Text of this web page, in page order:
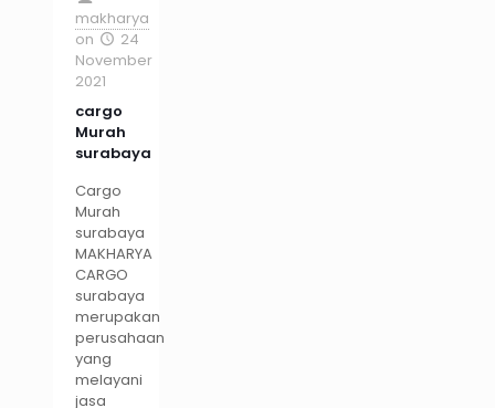
makharya
on
24
November
2021
cargo
Murah
surabaya
Cargo
Murah
surabaya
MAKHARYA
CARGO
surabaya
merupakan
perusahaan
yang
melayani
jasa